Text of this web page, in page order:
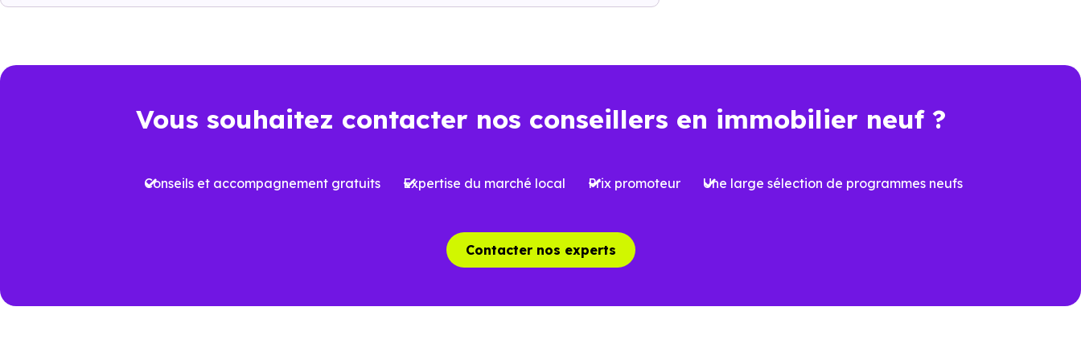
il faut regarder l’ensemble de l’opération : frais d’acquisition, financement, travaux, performance énergétique, sécurité
réduite
énergétique
prévoir
des charges mieux maîtrisées
Vous souhaitez contacter nos conseillers en immobilier neuf ?
Conseils et accompagnement gratuits Expertise du marché local Prix promoteur Une large sélection de programmes neufs
Contacter nos experts